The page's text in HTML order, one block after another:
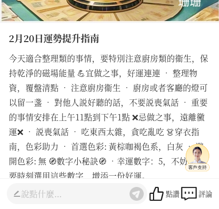
2月20日運勢提升指南
今天適合整理類的事情，要特別注意廚房類的衞生，保
持乾淨的磁場能量 💪宜做之事，好運連連 • 整理物
資，覆盤清點 • 注意廚房衞生 • 廚房或者客廳的燈可
以留一盞 • 對他人説好聽的話，不要説喪氣話 • 重要
的事情安排在上午11點到下午1點 ❌忌做之事，遠離黴
運❌ • 説喪氣話 • 吃東西太雜，貪吃亂吃 👗穿衣指
南，色彩助力 • 首選色彩: 黃棕咖褐色系，白灰 • 避
開色彩: 無 🧭數字小秘訣🧭 •幸運數字：5，不妨在重
要時刻選用這些數字，增添一份好運。
________________________________________ 我是
珊珊老師，有10年的占卜和調頻經驗，精通塔羅占卜和
點讚 評論